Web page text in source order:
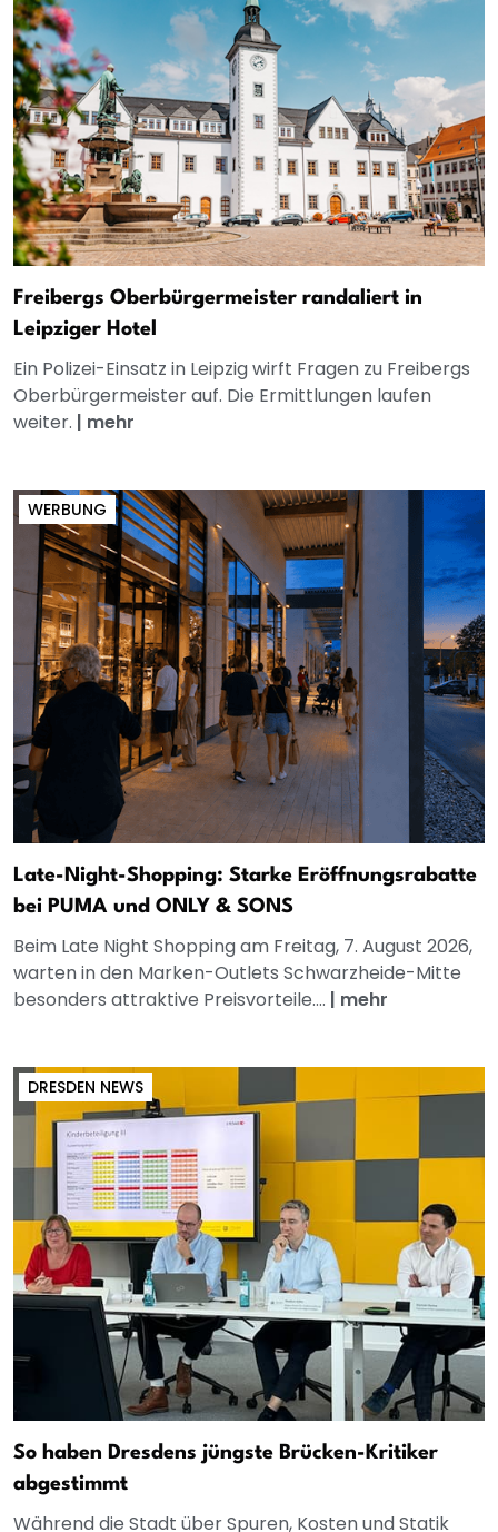
Freibergs Oberbürgermeister randaliert in
Leipziger Hotel
Ein Polizei-Einsatz in Leipzig wirft Fragen zu Freibergs
Oberbürgermeister auf. Die Ermittlungen laufen
weiter. | mehr
WERBUNG
Late-Night-Shopping: Starke Eröffnungsrabatte
bei PUMA und ONLY & SONS
Beim Late Night Shopping am Freitag, 7. August 2026,
warten in den Marken-Outlets Schwarzheide-Mitte
besonders attraktive Preisvorteile.... | mehr
DRESDEN NEWS
So haben Dresdens jüngste Brücken-Kritiker
abgestimmt
Während die Stadt über Spuren, Kosten und Statik